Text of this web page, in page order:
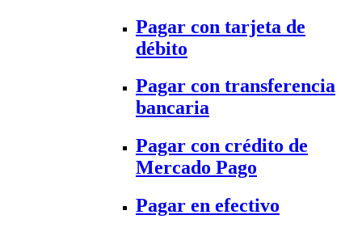
Pagar con tarjeta de
débito
Pagar con transferencia
bancaria
Pagar con crédito de
Mercado Pago
Pagar en efectivo